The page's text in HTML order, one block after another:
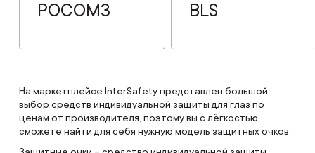
РОСОМЗ BLS
На маркетплейсе InterSafety представлен большой
выбор средств индивидуальной защиты для глаз по
ценам от производителя, поэтому вы с лёгкостью
сможете найти для себя нужную модель защитных очков.